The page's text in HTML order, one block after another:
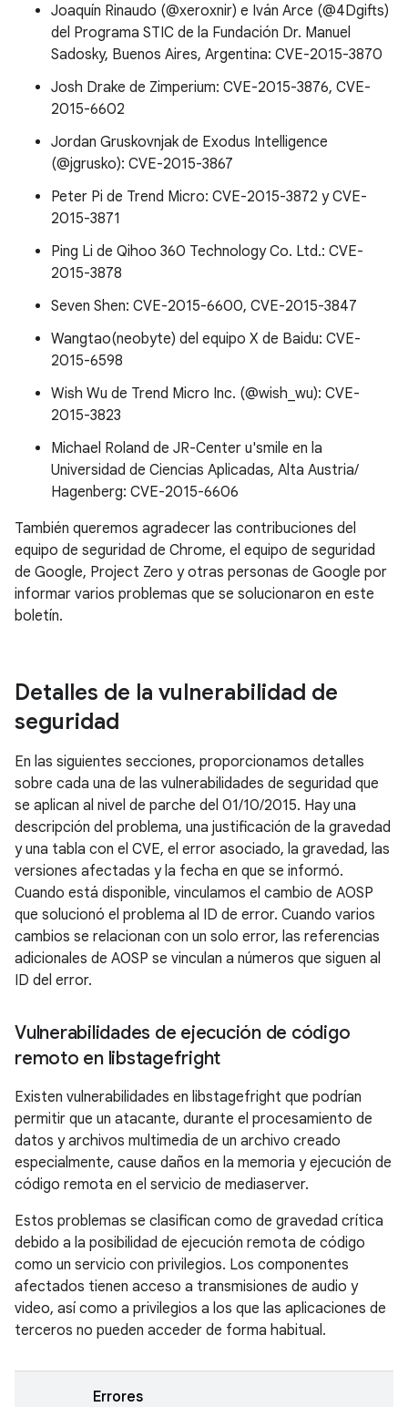
Joaquín Rinaudo (@xeroxnir) e Iván Arce (@4Dgifts)
del Programa STIC de la Fundación Dr. Manuel
Sadosky, Buenos Aires, Argentina: CVE-2015-3870
Josh Drake de Zimperium: CVE-2015-3876, CVE-
2015-6602
Jordan Gruskovnjak de Exodus Intelligence
(@jgrusko): CVE-2015-3867
Peter Pi de Trend Micro: CVE-2015-3872 y CVE-
2015-3871
Ping Li de Qihoo 360 Technology Co. Ltd.: CVE-
2015-3878
Seven Shen: CVE-2015-6600, CVE-2015-3847
Wangtao(neobyte) del equipo X de Baidu: CVE-
2015-6598
Wish Wu de Trend Micro Inc. (@wish_wu): CVE-
2015-3823
Michael Roland de JR-Center u'smile en la
Universidad de Ciencias Aplicadas, Alta Austria/
Hagenberg: CVE-2015-6606
También queremos agradecer las contribuciones del
equipo de seguridad de Chrome, el equipo de seguridad
de Google, Project Zero y otras personas de Google por
informar varios problemas que se solucionaron en este
boletín.
Detalles de la vulnerabilidad de
seguridad
En las siguientes secciones, proporcionamos detalles
sobre cada una de las vulnerabilidades de seguridad que
se aplican al nivel de parche del 01/10/2015. Hay una
descripción del problema, una justificación de la gravedad
y una tabla con el CVE, el error asociado, la gravedad, las
versiones afectadas y la fecha en que se informó.
Cuando está disponible, vinculamos el cambio de AOSP
que solucionó el problema al ID de error. Cuando varios
cambios se relacionan con un solo error, las referencias
adicionales de AOSP se vinculan a números que siguen al
ID del error.
Vulnerabilidades de ejecución de código
remoto en libstagefright
Existen vulnerabilidades en libstagefright que podrían
permitir que un atacante, durante el procesamiento de
datos y archivos multimedia de un archivo creado
especialmente, cause daños en la memoria y ejecución de
código remota en el servicio de mediaserver.
Estos problemas se clasifican como de gravedad crítica
debido a la posibilidad de ejecución remota de código
como un servicio con privilegios. Los componentes
afectados tienen acceso a transmisiones de audio y
video, así como a privilegios a los que las aplicaciones de
terceros no pueden acceder de forma habitual.
Errores